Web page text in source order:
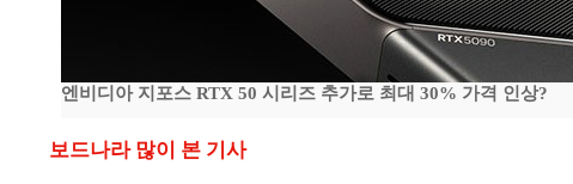
엔비디아 지포스 RTX 50 시리즈 추가로 최대 30% 가격 인상?
보드나라 많이 본 기사